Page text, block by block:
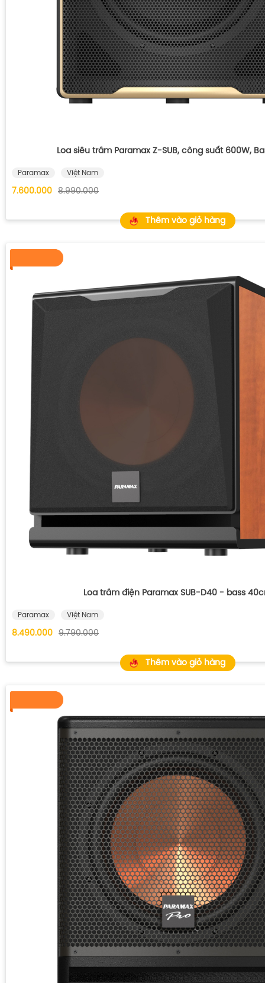
Loa siêu trầm Paramax Z-SUB, công suất 600W,
Paramax Việt Nam
7.600.000 8.990.000
Thêm vào giỏ hàng
Loa trầm điện Paramax SUB-D40 - bass
Paramax Việt Nam
8.490.000 9.790.000
Thêm vào giỏ hàng